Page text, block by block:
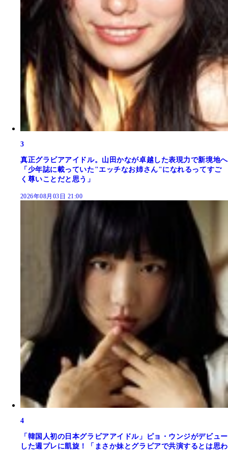
3
真正グラビアアイドル。山田かなが卓越した表現力で新境地へ
「少年誌に載っていた"エッチなお姉さん"になれるってすご
く尊いことだと思う」
2026年08月03日 21:00
4
「韓国人初の日本グラビアアイドル」ピョ・ウンジがデビュー
した週プレに凱旋！「まさか妹とグラビアで共演するとは思わ